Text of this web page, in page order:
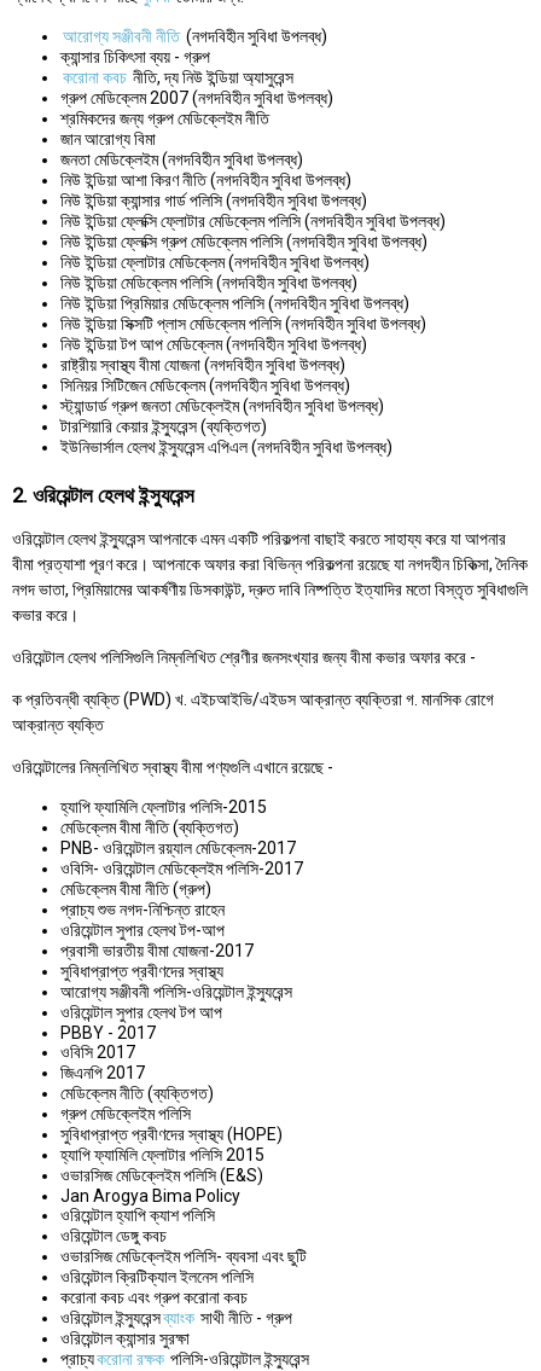
আরোগ্য সঞ্জীবনী নীতি (নগদবিহীন সুবিধা উপলব্ধ)
ক্যান্সার চিকিৎসা ব্যয় - গ্রুপ
করোনা কবচ নীতি, দ্য নিউ ইন্ডিয়া অ্যাসুরেন্স
গ্রুপ মেডিক্লেম 2007 (নগদবিহীন সুবিধা উপলব্ধ)
শ্রমিকদের জন্য গ্রুপ মেডিক্লেইম নীতি
জান আরোগ্য বিমা
জনতা মেডিক্লেইম (নগদবিহীন সুবিধা উপলব্ধ)
নিউ ইন্ডিয়া আশা কিরণ নীতি (নগদবিহীন সুবিধা উপলব্ধ)
নিউ ইন্ডিয়া ক্যান্সার গার্ড পলিসি (নগদবিহীন সুবিধা উপলব্ধ)
নিউ ইন্ডিয়া ফ্লেক্সি ফ্লোটার মেডিক্লেম পলিসি (নগদবিহীন সুবিধা উপলব্ধ)
নিউ ইন্ডিয়া ফ্লেক্সি গ্রুপ মেডিক্লেম পলিসি (নগদবিহীন সুবিধা উপলব্ধ)
নিউ ইন্ডিয়া ফ্লোটার মেডিক্লেম (নগদবিহীন সুবিধা উপলব্ধ)
নিউ ইন্ডিয়া মেডিক্লেম পলিসি (নগদবিহীন সুবিধা উপলব্ধ)
নিউ ইন্ডিয়া প্রিমিয়ার মেডিক্লেম পলিসি (নগদবিহীন সুবিধা উপলব্ধ)
নিউ ইন্ডিয়া সিক্সটি প্লাস মেডিক্লেম পলিসি (নগদবিহীন সুবিধা উপলব্ধ)
নিউ ইন্ডিয়া টপ আপ মেডিক্লেম (নগদবিহীন সুবিধা উপলব্ধ)
রাষ্ট্রীয় স্বাস্থ্য বীমা যোজনা (নগদবিহীন সুবিধা উপলব্ধ)
সিনিয়র সিটিজেন মেডিক্লেম (নগদবিহীন সুবিধা উপলব্ধ)
স্ট্যান্ডার্ড গ্রুপ জনতা মেডিক্লেইম (নগদবিহীন সুবিধা উপলব্ধ)
টারশিয়ারি কেয়ার ইন্স্যুরেন্স (ব্যক্তিগত)
ইউনিভার্সাল হেলথ ইন্স্যুরেন্স এপিএল (নগদবিহীন সুবিধা উপলব্ধ)
2. ওরিয়েন্টাল হেলথ ইন্স্যুরেন্স
ওরিয়েন্টাল হেলথ ইন্স্যুরেন্স আপনাকে এমন একটি পরিকল্পনা বাছাই করতে সাহায্য করে যা আপনার
বীমা প্রত্যাশা পূরণ করে। আপনাকে অফার করা বিভিন্ন পরিকল্পনা রয়েছে যা নগদহীন চিকিত্সা, দৈনিক
নগদ ভাতা, প্রিমিয়ামের আকর্ষণীয় ডিসকাউন্ট, দ্রুত দাবি নিষ্পত্তি ইত্যাদির মতো বিস্তৃত সুবিধাগুলি
কভার করে।
ওরিয়েন্টাল হেলথ পলিসিগুলি নিম্নলিখিত শ্রেণীর জনসংখ্যার জন্য বীমা কভার অফার করে -
ক প্রতিবন্ধী ব্যক্তি (PWD) খ. এইচআইভি/এইডস আক্রান্ত ব্যক্তিরা গ. মানসিক রোগে
আক্রান্ত ব্যক্তি
ওরিয়েন্টালের নিম্নলিখিত স্বাস্থ্য বীমা পণ্যগুলি এখানে রয়েছে -
হ্যাপি ফ্যামিলি ফ্লোটার পলিসি-2015
মেডিক্লেম বীমা নীতি (ব্যক্তিগত)
PNB- ওরিয়েন্টাল রয়্যাল মেডিক্লেম-2017
ওবিসি- ওরিয়েন্টাল মেডিক্লেইম পলিসি-2017
মেডিক্লেম বীমা নীতি (গ্রুপ)
প্রাচ্য শুভ নগদ-নিশ্চিন্ত রাহেন
ওরিয়েন্টাল সুপার হেলথ টপ-আপ
প্রবাসী ভারতীয় বীমা যোজনা-2017
সুবিধাপ্রাপ্ত প্রবীণদের স্বাস্থ্য
আরোগ্য সঞ্জীবনী পলিসি-ওরিয়েন্টাল ইন্স্যুরেন্স
ওরিয়েন্টাল সুপার হেলথ টপ আপ
PBBY - 2017
ওবিসি 2017
জিএনপি 2017
মেডিক্লেম নীতি (ব্যক্তিগত)
গ্রুপ মেডিক্লেইম পলিসি
সুবিধাপ্রাপ্ত প্রবীণদের স্বাস্থ্য (HOPE)
হ্যাপি ফ্যামিলি ফ্লোটার পলিসি 2015
ওভারসিজ মেডিক্লেইম পলিসি (E&S)
Jan Arogya Bima Policy
ওরিয়েন্টাল হ্যাপি ক্যাশ পলিসি
ওরিয়েন্টাল ডেঙ্গু কবচ
ওভারসিজ মেডিক্লেইম পলিসি- ব্যবসা এবং ছুটি
ওরিয়েন্টাল ক্রিটিক্যাল ইলনেস পলিসি
করোনা কবচ এবং গ্রুপ করোনা কবচ
ওরিয়েন্টাল ইন্স্যুরেন্সব্যাংক সাথী নীতি - গ্রুপ
ওরিয়েন্টাল ক্যান্সার সুরক্ষা
প্রাচ্যকরোনা রক্ষক পলিসি-ওরিয়েন্টাল ইন্স্যুরেন্স